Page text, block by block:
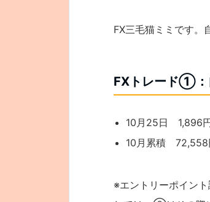
FX三毛猫ミミです。
FXトレード①：
10月25日 1,896
10月累積 72,558
※エントリーポイン